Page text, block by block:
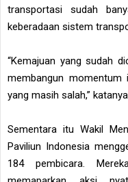
transportasi sudah
keberadaan sistem
“Kemajuan yang sudah
membangun momentum
yang masih salah,”
Sementara itu Wakil
Paviliun Indonesia
184 pembicara.